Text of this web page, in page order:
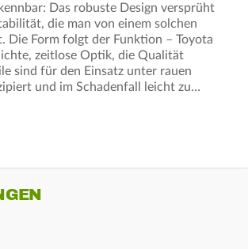
Das robuste Design versprüht
die man von einem solchen
Die Form folgt der Funktion – Toyota
zeitlose Optik, die Qualität
sind für den Einsatz unter rauen
und im Schadenfall leicht zu…